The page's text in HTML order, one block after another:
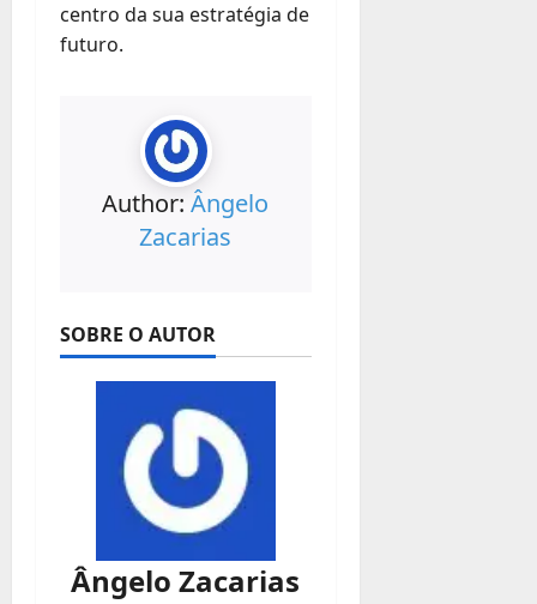
centro da sua estratégia de
futuro.
Author: Ângelo
Zacarias
SOBRE O AUTOR
Ângelo Zacarias